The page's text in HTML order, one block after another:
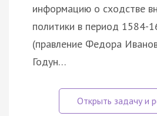
информацию о сходстве
политики в период 1584-
(правление Федора
Годун…